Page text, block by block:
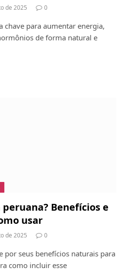
de 2025 0
chave para aumentar energia,
de forma natural e
peruana? Benefícios e
usar
de 2025 0
por seus benefícios naturais para
como incluir esse